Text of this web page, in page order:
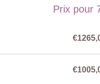
Prix pour